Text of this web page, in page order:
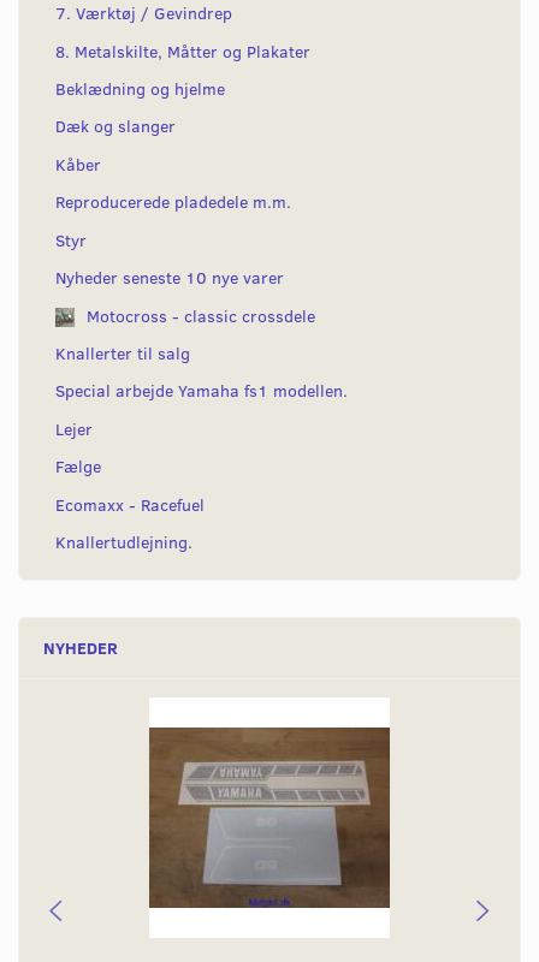
7. Værktøj / Gevindrep
8. Metalskilte, Måtter og Plakater
Beklædning og hjelme
Dæk og slanger
Kåber
Reproducerede pladedele m.m.
Styr
Nyheder seneste 10 nye varer
Motocross - classic crossdele
Knallerter til salg
Special arbejde Yamaha fs1 modellen.
Lejer
Fælge
Ecomaxx - Racefuel
Knallertudlejning.
NYHEDER